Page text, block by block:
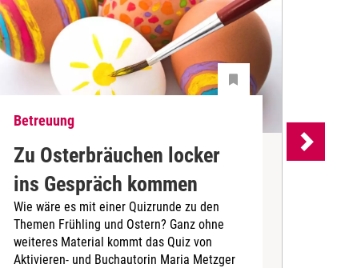
Betreuung
Zu Osterbräuchen locker
ins Gespräch kommen
Wie wäre es mit einer Quizrunde zu den
Themen Frühling und Ostern? Ganz ohne
weiteres Material kommt das Quiz von
Aktivieren- und Buchautorin Maria Metzger